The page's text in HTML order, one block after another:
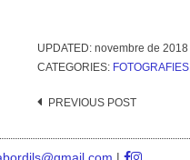
UPDATED: novembre de 2018
CATEGORIES: FOTOGRAFIES
Post
PREVIOUS POST
|